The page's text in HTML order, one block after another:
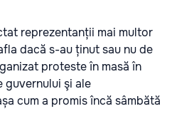
reprezentanții mai multor
dacă s-au ținut sau nu de
proteste în masă în
şi ale
cum a promis încă sâmbătă